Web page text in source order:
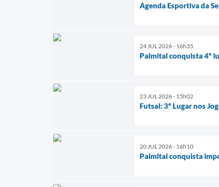
Agenda Esportiva da
24 JUL 2026 - 16h35
Palmital conquista 4º
23 JUL 2026 - 15h02
Futsal: 3º Lugar nos
20 JUL 2026 - 16h10
Palmital conquista